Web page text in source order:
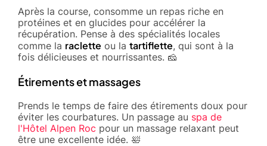
Après la course, consomme un repas riche en
protéines et en glucides pour accélérer la
récupération. Pense à des spécialités locales
comme la raclette ou la tartiflette, qui sont à la
fois délicieuses et nourrissantes. 🧀
Étirements et massages
Prends le temps de faire des étirements doux pour
éviter les courbatures. Un passage au spa de
l'Hôtel Alpen Roc pour un massage relaxant peut
être une excellente idée. 🛀